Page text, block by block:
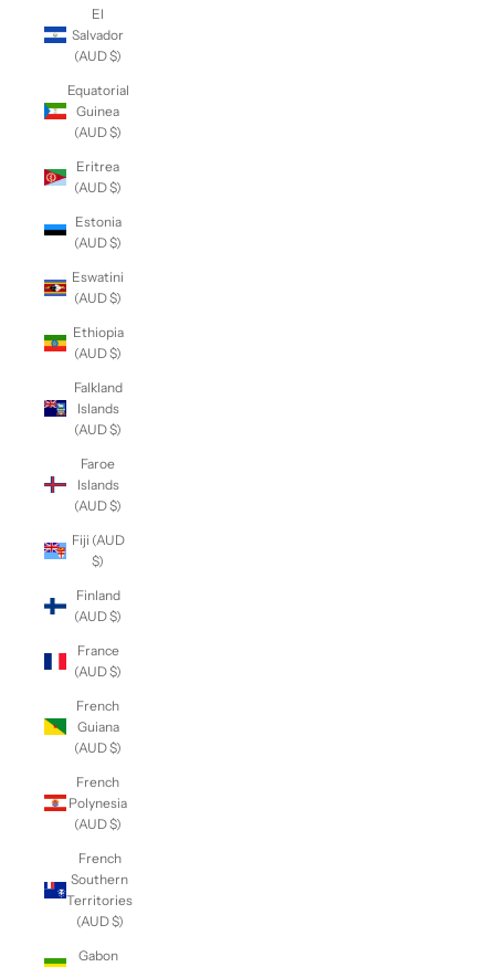
El
Salvador
(AUD $)
Equatorial
Guinea
(AUD $)
Eritrea
(AUD $)
Estonia
(AUD $)
Eswatini
(AUD $)
Ethiopia
(AUD $)
Falkland
Islands
(AUD $)
Faroe
Islands
(AUD $)
Fiji (AUD
$)
Finland
(AUD $)
France
(AUD $)
French
Guiana
(AUD $)
French
Polynesia
(AUD $)
French
Southern
Territories
(AUD $)
Gabon